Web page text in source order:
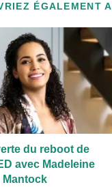
ÉGALEMENT
du reboot de
avec Madeleine
Mantock